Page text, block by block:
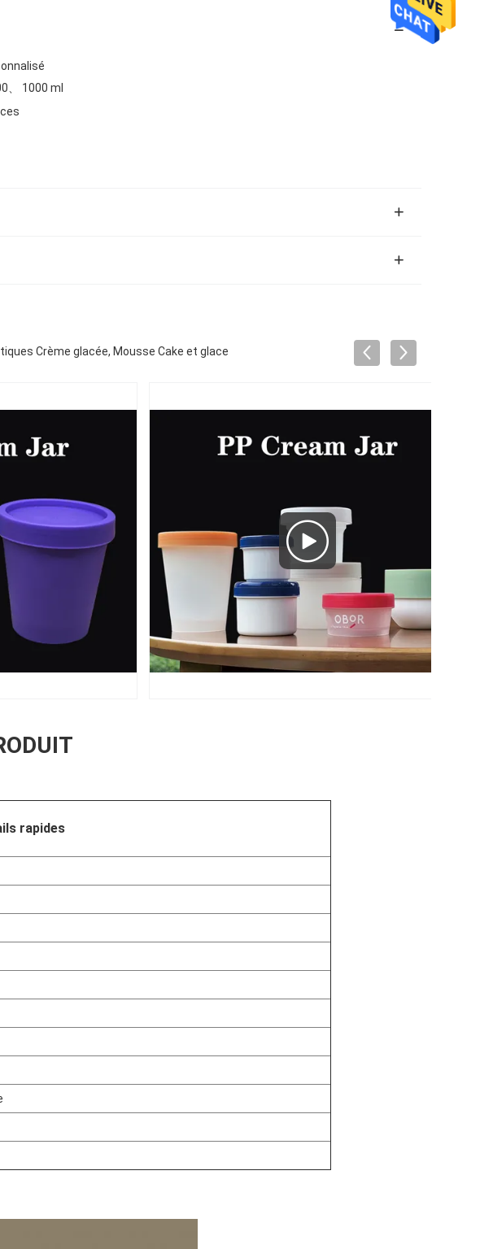
、 1000 ml
Crème glacée, Mousse Cake et glace
rapides